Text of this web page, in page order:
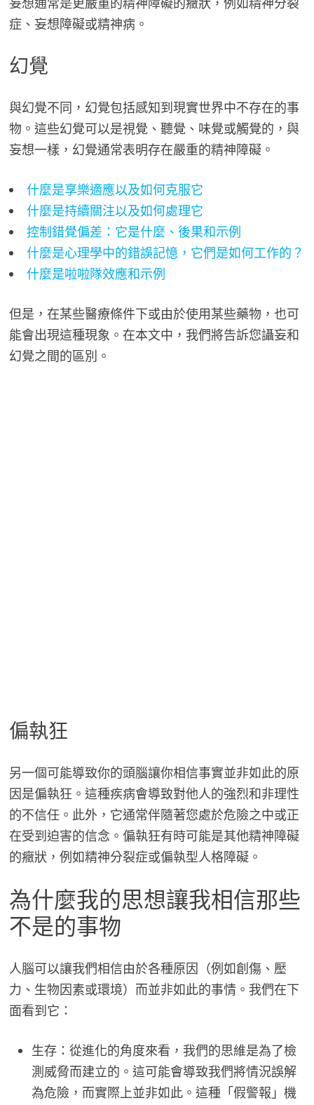
症、妄想障礙或精神病。
幻覺
與幻覺不同，幻覺包括感知到現實世界中不存在的事
物。這些幻覺可以是視覺、聽覺、味覺或觸覺的，與
妄想一樣，幻覺通常表明存在嚴重的精神障礙。
什麼是享樂適應以及如何克服它
什麼是持續關注以及如何處理它
控制錯覺偏差：它是什麼、後果和示例
什麼是心理學中的錯誤記憶，它們是如何工作的？
什麼是啦啦隊效應和示例
但是，在某些醫療條件下或由於使用某些藥物，也可
能會出現這種現象。在本文中，我們將告訴您讘妄和
幻覺之間的區別。
偏執狂
另一個可能導致你的頭腦讓你相信事實並非如此的原
因是偏執狂。這種疾病會導致對他人的強烈和非理性
的不信任。此外，它通常伴隨著您處於危險之中或正
在受到迫害的信念。偏執狂有時可能是其他精神障礙
的癥狀，例如精神分裂症或偏執型人格障礙。
為什麼我的思想讓我相信那些
不是的事物
人腦可以讓我們相信由於各種原因（例如創傷、壓
力、生物因素或環境）而並非如此的事情。我們在下
面看到它：
生存：從進化的角度來看，我們的思維是為了檢
測威脅而建立的。這可能會導致我們將情況誤解
為危險，而實際上並非如此。這種「假警報」機